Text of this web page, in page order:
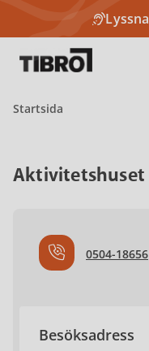
Lyssna
Startsida
Aktivitetshuset
0504-18656
Besöksadress